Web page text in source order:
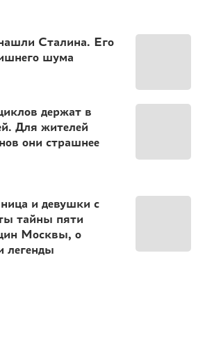
Сталина. Его
шума
держат в
Для жителей
они страшнее
и девушки с
тайны пяти
Москвы, о
легенды